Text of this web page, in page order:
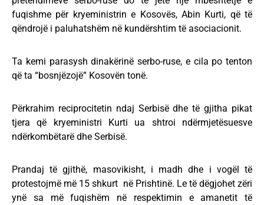
fuqishme për kryeministrin e Kosovës, Abin Kurti, që të
qëndrojë i paluhatshëm në kundërshtim të asociacionit.
Ta kemi parasysh dinakërinë serbo-ruse, e cila po tenton
që ta “bosnjëzojë” Kosovën tonë.
Përkrahim reciprocitetin ndaj Serbisë dhe të gjitha pikat
tjera që kryeministri Kurti ua shtroi ndërmjetësuesve
ndërkombëtarë dhe Serbisë.
Prandaj të gjithë, masovikisht, i madh dhe i vogël të
protestojmë më 15 shkurt në Prishtinë. Le të dëgjohet zëri
ynë sa më fuqishëm në respektimin e amanetit të